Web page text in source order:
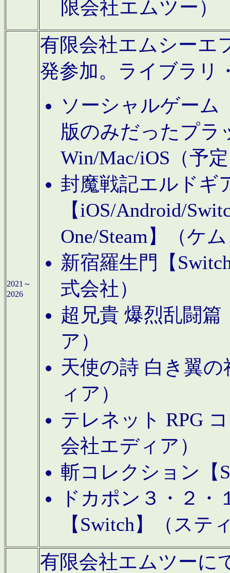
限会社エムツー）
2021～
2026
有限会社エムシーエ
発参加。ライブラリ
ソーシャルゲーム
版のみだったプラ
Win/Mac/iOS（予
封魔戦記エルドギ
【iOS/Android/
One/Steam】（ケ
新宿羅生門【
式会社）
超兄貴 爆烈乱闘篇
ア）
天使の詩 白き翼
ィア）
テレネット RPG
会社エディア）
斬コレクション【
ドカポン３・２
【Switch】（ステ
有限会社エムツーに